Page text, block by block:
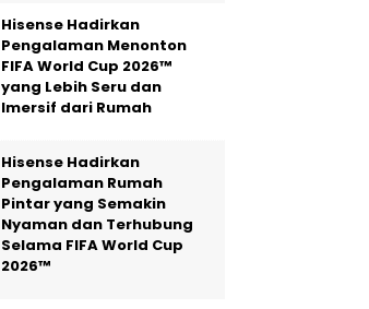
Hisense Hadirkan
Pengalaman Menonton
FIFA World Cup 2026™
yang Lebih Seru dan
Imersif dari Rumah
Hisense Hadirkan
Pengalaman Rumah
Pintar yang Semakin
Nyaman dan Terhubung
Selama FIFA World Cup
2026™